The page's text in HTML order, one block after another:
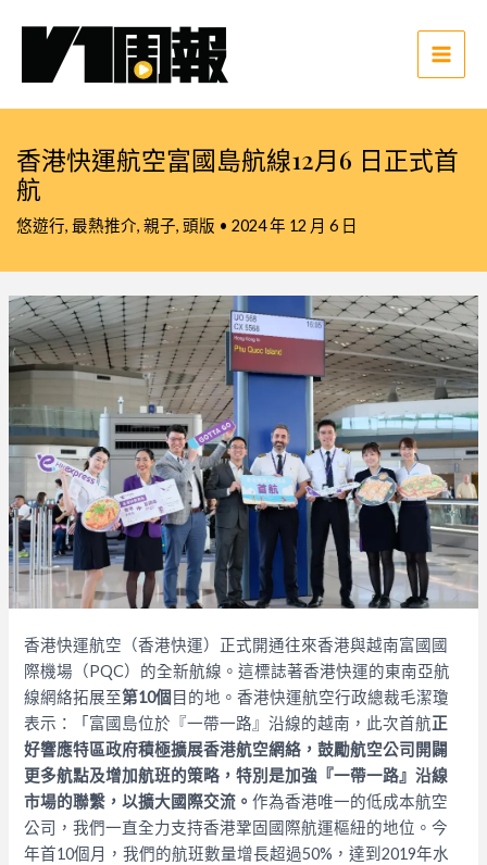
Main
香港快運航空富國島航線12月6 日正式首
航
悠遊行, 最熱推介, 親子, 頭版 • 2024 年 12 月 6 日
香港快運航空（香港快運）正式開通往來香港與越南富國國
際機場（PQC）的全新航線。這標誌著香港快運的東南亞航
線網絡拓展至第10個 目的地。香港快運航空行政總裁毛潔瓊
表示：「富國島位於『一帶一路』沿線的越南，此次首航正
好響應特區政府積極擴展香港航空網絡，鼓勵航空公司開闢
更多航點及增加航班的策略，特別是加強『一帶一路』沿線
市場的聯繫，以擴大國際交流。作為香港唯一的低成本航空
公司，我們一直全力支持香港鞏固國際航運樞紐的地位。今
年首10個月，我們的航班數量增長超過50%，達到2019年水